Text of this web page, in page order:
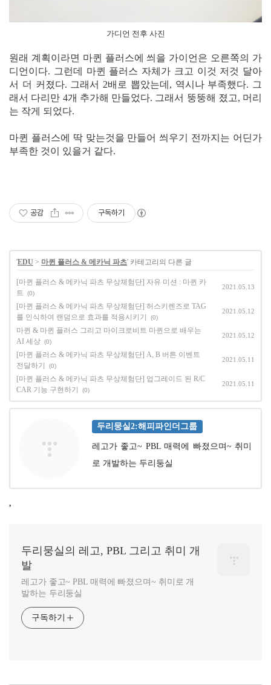
가디언 전후 사진
원래 계획이라면 마퀸 플러스에 씌을 가이언은 오른쪽의 가
디언이다. 그런데 마퀸 플러스 자체가 크고 이것 저것 달아
서 더 커졌다. 그래서 2배로 뽑았는데, 역시나 부족했다. 그
래서 다리만 4개 추가해 만들었다. 그래서 뚱뚱해 졌고, 머리
는 작게 되었다.
마퀸 플러스에 딱 맞는것을 만들어 씌우기 전까지는 어딘가
부족한 것이 있을거 같다.
공감 구독하기
'EDU > 마퀸 플러스 & 메카닉 파츠' 카테고리의 다른 글
[마퀸 플러스 & 메카닉 파츠 무상체험단] 자유 미션 : 마퀸 카
트
(0)
2021.05.13
[마퀸 플러스 & 메카닉 파츠 무상체험단] 허스키렌즈로 TAG
를 인식하여 랜덤으로 효과를 적용시키기
(0)
2021.05.12
마퀸 & 마퀸 플러스 그리고 마이크로비트 마퀸으로 배우는
AI 세상 (0)
2021.05.12
[마퀸 플러스 & 메카닉 파츠 무상체험단] A, B 버튼 이벤트
전달하기
(0)
2021.05.11
[마퀸 플러스 & 메카닉 파츠 무상체험단] 업그레이드 된 R/C
CAR 기능 구현하기
(0)
2021.05.11
두리뭉실2:해피파인더그룹
레고가 좋고~ PBL 매력에 빠졌으며~ 취미
로 개발하는 두리둥실
,
두리뭉실의 레고, PBL 그리고 취미 개
발
레고가 좋고~ PBL 매력에 빠졌으며~ 취미로 개
발하는 두리둥실
구독하기